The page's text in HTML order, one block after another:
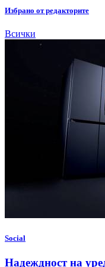
Избрано от редакторите
Всички
Social
Надеждност на